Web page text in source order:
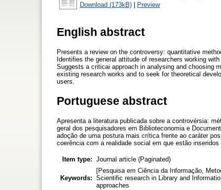
Download (173kB) | Preview
English abstract
Presents a review on the controversy: quantitative
Identifies the general attitude of researchers working
Suggests a criticai approach in analysing and choosing
existing research works and to seek for theoretical
users.
Portuguese abstract
Apresenta a literatura publicada sobre a controvérsia:
geral dos pesquisadores em Biblioteconomia e
adoção de uma postura mais crítica frente ao caráter
coerência com a realidade social em que estão
Item type: Journal article (Paginated)
Keywords:
[Pesquisa em Ciência da Informação,
Scientific research in Library and
approaches